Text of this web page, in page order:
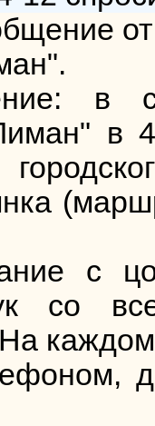
в
в
с
со